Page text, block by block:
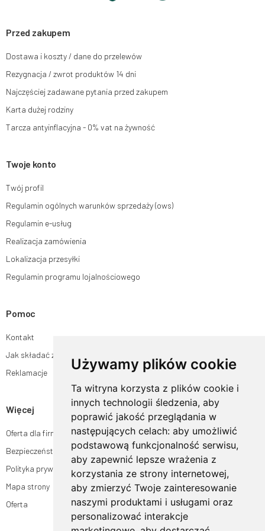
Używamy plików cookie
Ta witryna korzysta z plików cookie i
innych technologii śledzenia, aby
poprawić jakość przeglądania w
następujących celach: aby umożliwić
podstawową funkcjonalność serwisu,
aby zapewnić lepsze wrażenia z
korzystania ze strony internetowej,
aby zmierzyć Twoje zainteresowanie
naszymi produktami i usługami oraz
personalizować interakcje
momencie bez wpływu na zgodność z prawem przetwarzania, którego
dokonano na podstawie zgody przed jej cofnięciem. W tym celu możesz
e-mail lub pisemnie na adres siedziby.
Więcej informacji:www.mouton.pl/ODO
Przed zakupem
Dostawa i koszty / dane do przelewów
Rezygnacja / zwrot produktów 14 dni
Najczęściej zadawane pytania przed zakupem
Karta dużej rodziny
Tarcza antyinflacyjna - 0% vat na żywność
Twoje konto
Twój profil
Regulamin ogólnych warunków sprzedaży (ows)
Regulamin e-usług
Realizacja zamówienia
Lokalizacja przesyłki
Regulamin programu lojalnościowego
Pomoc
Kontakt
Jak składać zamówienia w sklepie ogrodyhildegardy.pl?
Reklamacje
Więcej
Oferta dla firm
Bezpieczeństwo płatności
Polityka prywatności
Mapa strony
Oferta